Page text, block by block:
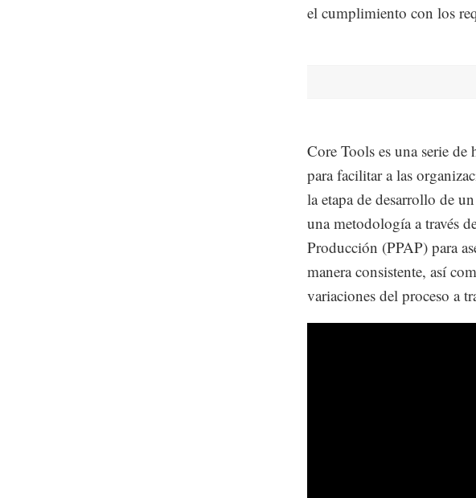
el cumplimiento con los
Core Tools es una serie
para facilitar a las
la etapa de desarrollo de
una metodología a través
Producción (PPAP) para
manera consistente, así
variaciones del proceso a